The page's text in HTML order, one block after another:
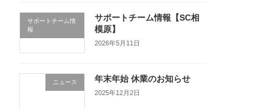
サポートチーム情
報
サポートチーム情報【SC相
模原】
2026年5月11日
ニュース 年末年始 休業のお知らせ
2025年12月2日